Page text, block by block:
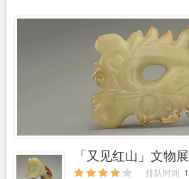
「又见红山」文物展
排队时间 1